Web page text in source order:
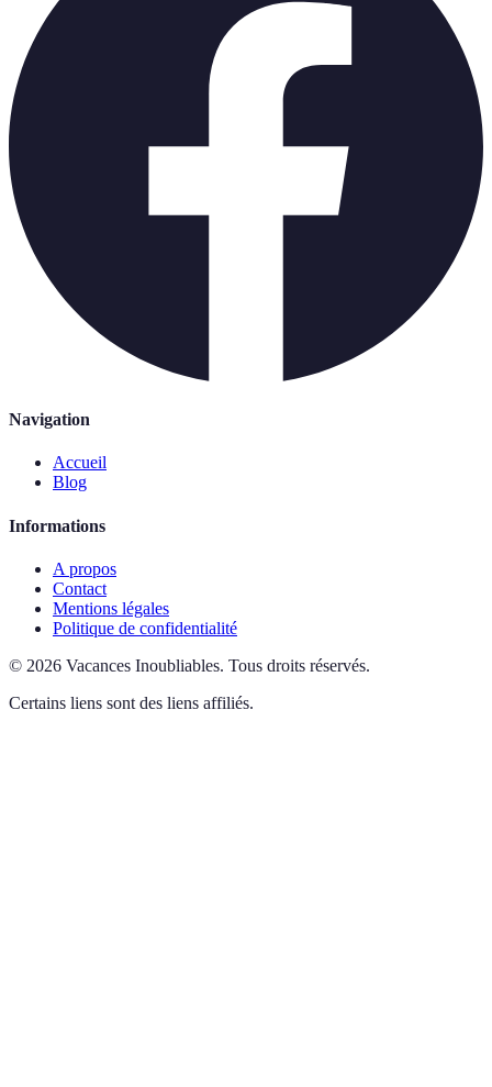
Navigation
Accueil
Blog
Informations
A propos
Contact
Mentions légales
Politique de confidentialité
© 2026 Vacances Inoubliables. Tous droits réservés.
Certains liens sont des liens affiliés.